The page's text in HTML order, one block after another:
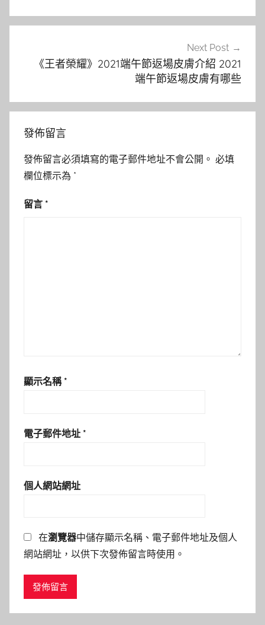
覽
Next Post
《王者榮耀》2021端午節返場皮膚介紹 2021
端午節返場皮膚有哪些
發佈留言
發佈留言必須填寫的電子郵件地址不會公開。 必填
欄位標示為 *
留言 *
顯示名稱 *
電子郵件地址 *
個人網站網址
在瀏覽器中儲存顯示名稱、電子郵件地址及個人
網站網址，以供下次發佈留言時使用。